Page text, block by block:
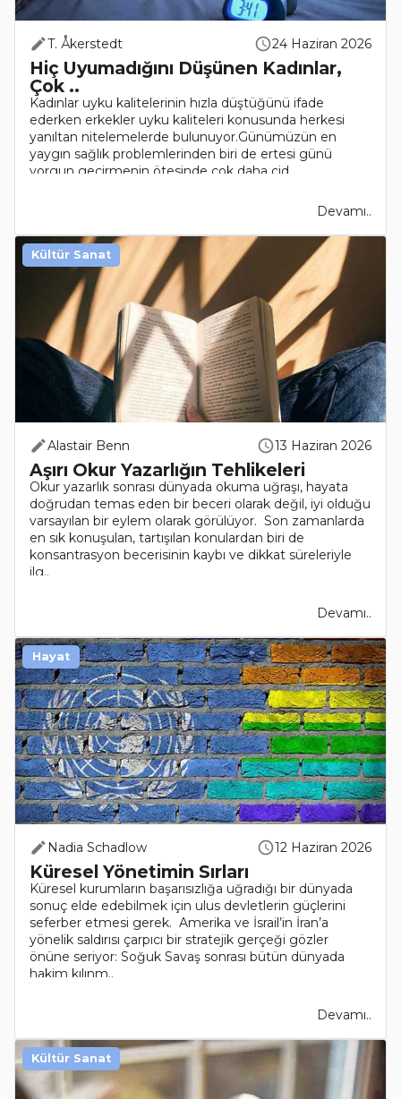
T. Åkerstedt 24 Haziran 2026
Hiç Uyumadığını Düşünen Kadınlar,
Çok ..
Kadınlar uyku kalitelerinin hızla düştüğünü ifade
ederken erkekler uyku kaliteleri konusunda herkesi
yanıltan nitelemelerde bulunuyor.Günümüzün en
yaygın sağlık problemlerinden biri de ertesi günü
yorgun geçirmenin ötesinde çok daha cid..
Devamı..
Alastair Benn 13 Haziran 2026
Aşırı Okur Yazarlığın Tehlikeleri
Okur yazarlık sonrası dünyada okuma uğraşı, hayata
doğrudan temas eden bir beceri olarak değil, iyi olduğu
varsayılan bir eylem olarak görülüyor. Son zamanlarda
en sık konuşulan, tartışılan konulardan biri de
konsantrasyon becerisinin kaybı ve dikkat süreleriyle
ilg..
Devamı..
Kültür Sanat
Nadia Schadlow 12 Haziran 2026
Küresel Yönetimin Sırları
Küresel kurumların başarısızlığa uğradığı bir dünyada
sonuç elde edebilmek için ulus devletlerin güçlerini
seferber etmesi gerek. Amerika ve İsrail’in İran’a
yönelik saldırısı çarpıcı bir stratejik gerçeği gözler
önüne seriyor: Soğuk Savaş sonrası bütün dünyada
hakim kılınm..
Devamı..
Hayat
Kültür Sanat